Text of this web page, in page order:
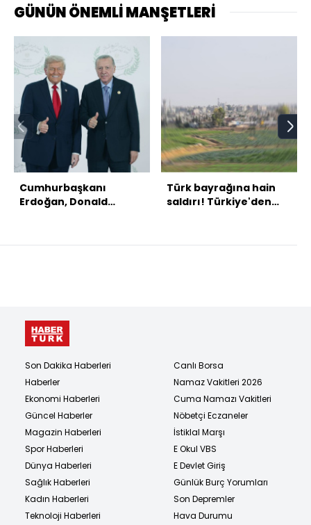
GÜNÜN ÖNEMLİ MANŞETLERİ
Cumhurbaşkanı
Erdoğan, Donald
Türk bayrağına hain
saldırı! Türkiye'den
Son Dakika Haberleri
Haberler
Ekonomi Haberleri
Güncel Haberler
Magazin Haberleri
Spor Haberleri
Dünya Haberleri
Sağlık Haberleri
Kadın Haberleri
Teknoloji Haberleri
Canlı Borsa
Namaz Vakitleri 2026
Cuma Namazı Vakitleri
Nöbetçi Eczaneler
İstiklal Marşı
E Okul VBS
E Devlet Giriş
Günlük Burç Yorumları
Son Depremler
Hava Durumu